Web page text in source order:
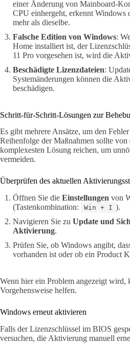
einer Änderung von Mainboard-
CPU einhergeht, erkennt Windows
mehr als dieselbe.
Falsche Edition von Windows:
Home installiert ist, der
11 Pro vorgesehen ist, wird die
Beschädigte Lizenzdateien:
Systemänderungen können die
beschädigen.
Schritt-für-Schritt-Lösungen zur
Es gibt mehrere Ansätze, um den
Reihenfolge der Maßnahmen sollte von
komplexesten Lösung reichen, um
vermeiden.
Überprüfen des aktuellen
Öffnen Sie die Einstellungen von
(Tastenkombination:
Win + I ).
Navigieren Sie zu Update und
Aktivierung.
Prüfen Sie, ob Windows angibt,
vorhanden ist oder ob ein Product
Wenn hier ein Problem angezeigt wird,
Vorgehensweise helfen.
Windows erneut aktivieren
Falls der Lizenzschlüssel im BIOS
versuchen, die Aktivierung manuell